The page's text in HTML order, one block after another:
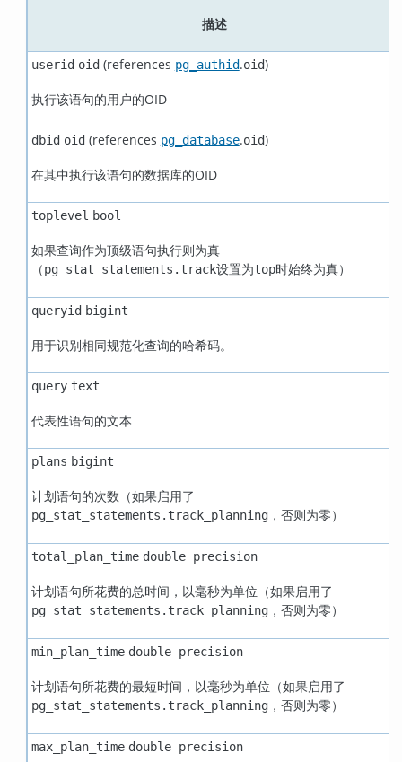
描述
userid oid(references pg_authid.oid)
执行该语句的用户的OID
dbid oid(references pg_database.oid)
在其中执行该语句的数据库的OID
toplevel bool
如果查询作为顶级语句执行则为真
（pg_stat_statements.track设置为top时始终为真）
queryid bigint
用于识别相同规范化查询的哈希码。
query text
代表性语句的文本
plans bigint
计划语句的次数（如果启用了
pg_stat_statements.track_planning，否则为零）
total_plan_time double precision
计划语句所花费的总时间，以毫秒为单位（如果启用了
pg_stat_statements.track_planning，否则为零）
min_plan_time double precision
计划语句所花费的最短时间，以毫秒为单位（如果启用了
pg_stat_statements.track_planning，否则为零）
max_plan_time double precision